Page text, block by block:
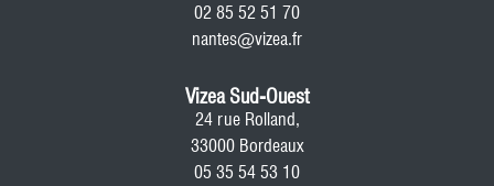
02 85 52 51 70
nantes@vizea.fr
Vizea Sud-Ouest
24 rue Rolland,
33000 Bordeaux
05 35 54 53 10